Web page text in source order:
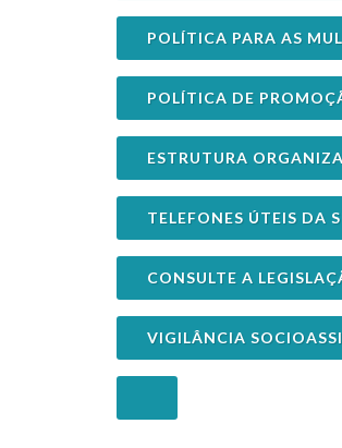
POLÍTICA PARA AS
POLÍTICA DE
ESTRUTURA
TELEFONES ÚTEIS DA
CONSULTE A
VIGILÂNCIA